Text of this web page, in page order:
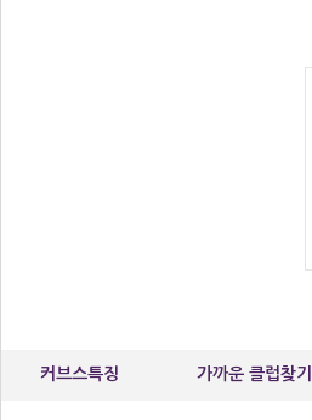
커브스특징 가까운 클럽찾기